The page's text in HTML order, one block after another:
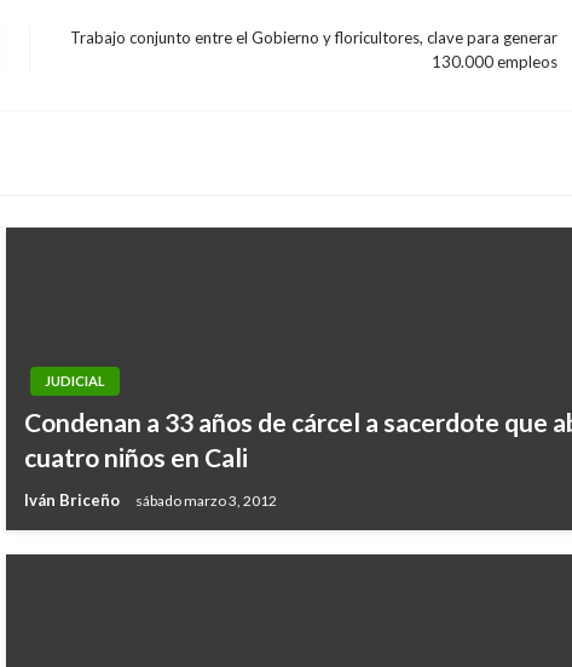
Trabajo conjunto entre el Gobierno y floricultores, clave para generar
130.000 empleos
JUDICIAL
Condenan a 33 años de cárcel a sacerdote que
cuatro niños en Cali
Iván Briceño sábado marzo 3, 2012